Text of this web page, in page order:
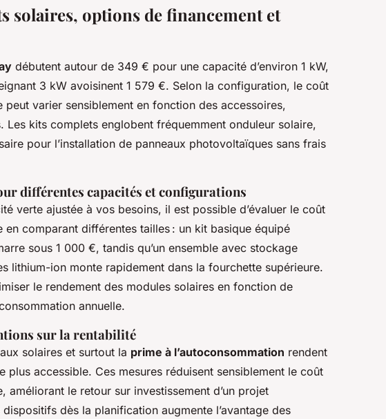
solaires, options de financement et
débutent autour de 349 € pour une capacité d’environ 1 kW,
3 kW avoisinent 1 579 €. Selon la configuration, le coût
peut varier sensiblement en fonction des accessoires,
Les kits complets englobent fréquemment onduleur solaire,
pour l’installation de panneaux photovoltaïques sans frais
différentes capacités et configurations
verte ajustée à vos besoins, il est possible d’évaluer le coût
en comparant différentes tailles : un kit basique équipé
sous 1 000 €, tandis qu’un ensemble avec stockage
lithium-ion monte rapidement dans la fourchette supérieure.
le rendement des modules solaires en fonction de
annuelle.
sur la rentabilité
solaires et surtout la prime à l’autoconsommation rendent
plus accessible. Ces mesures réduisent sensiblement le coût
améliorant le retour sur investissement d’un projet
dès la planification augmente l’avantage des